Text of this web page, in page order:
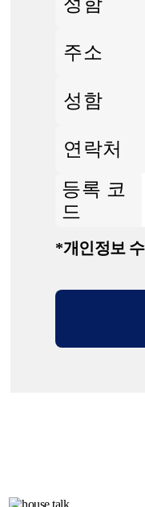
등록 코
드
*개인정보